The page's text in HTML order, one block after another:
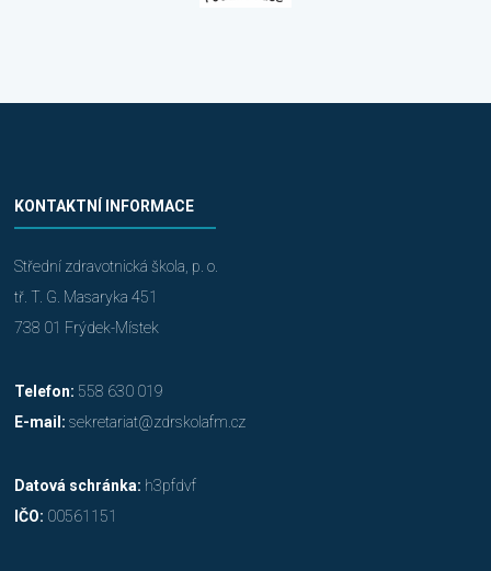
KONTAKTNÍ INFORMACE
Střední zdravotnická škola, p. o.
tř. T. G. Masaryka 451
738 01 Frýdek-Místek
Telefon: 558 630 019
E-mail: sekretariat@zdrskolafm.cz
Datová schránka: h3pfdvf
IČO: 00561151